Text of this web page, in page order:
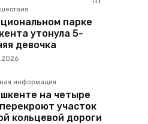
парке
утонула 5-
девочка
информация
на четыре
участок
кольцевой дороги